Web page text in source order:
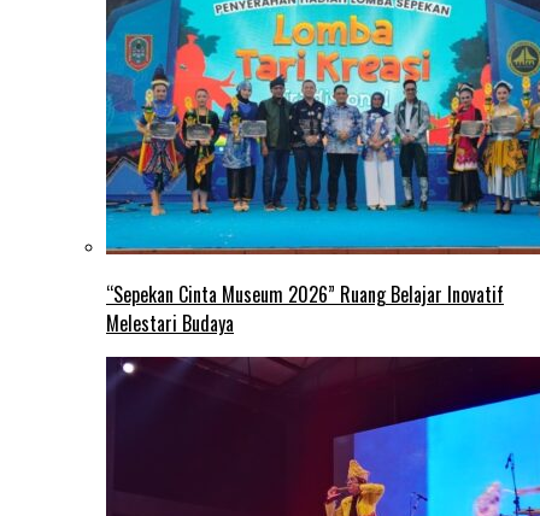
“Sepekan Cinta Museum 2026” Ruang Belajar Inovatif
Melestari Budaya